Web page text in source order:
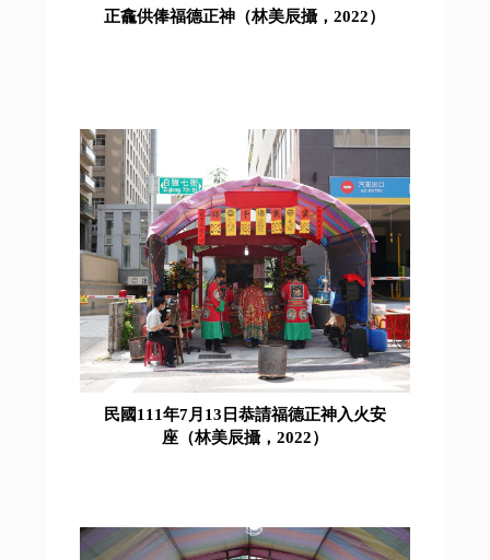
正龕供俸福德正神（林美辰攝，2022）
民國111年7月13日恭請福德正神入火安
座（林美辰攝，2022）